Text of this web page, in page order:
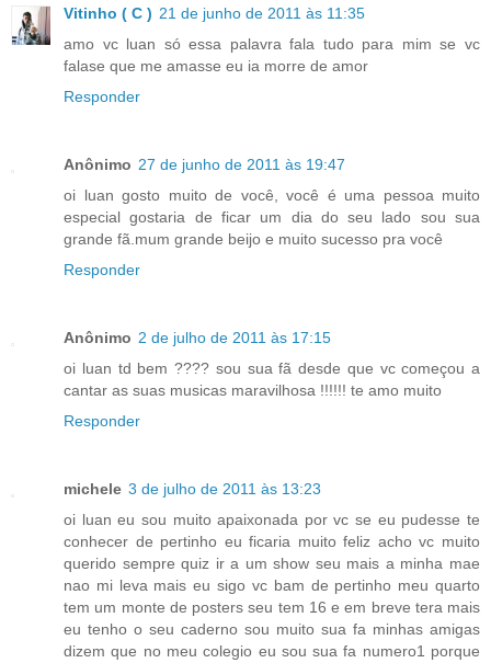
Vitinho ( C ) 21 de junho de 2011 às 11:35
amo vc luan só essa palavra fala tudo para mim se vc
falase que me amasse eu ia morre de amor
Responder
Anônimo 27 de junho de 2011 às 19:47
oi luan gosto muito de você, você é uma pessoa muito
especial gostaria de ficar um dia do seu lado sou sua
grande fã.mum grande beijo e muito sucesso pra você
Responder
Anônimo 2 de julho de 2011 às 17:15
oi luan td bem ???? sou sua fã desde que vc começou a
cantar as suas musicas maravilhosa !!!!!! te amo muito
Responder
michele 3 de julho de 2011 às 13:23
oi luan eu sou muito apaixonada por vc se eu pudesse te
conhecer de pertinho eu ficaria muito feliz acho vc muito
querido sempre quiz ir a um show seu mais a minha mae
nao mi leva mais eu sigo vc bam de pertinho meu quarto
tem um monte de posters seu tem 16 e em breve tera mais
eu tenho o seu caderno sou muito sua fa minhas amigas
dizem que no meu colegio eu sou sua fa numero1 porque